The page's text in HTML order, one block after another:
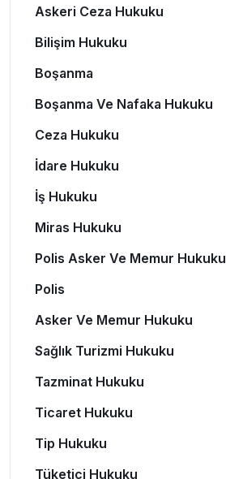
Askeri Ceza Hukuku
Bilişim Hukuku
Boşanma
Boşanma Ve Nafaka Hukuku
Ceza Hukuku
İdare Hukuku
İş Hukuku
Miras Hukuku
Polis Asker Ve Memur Hukuku
Polis
Asker Ve Memur Hukuku
Sağlık Turizmi Hukuku
Tazminat Hukuku
Ticaret Hukuku
Tip Hukuku
Tüketici Hukuku